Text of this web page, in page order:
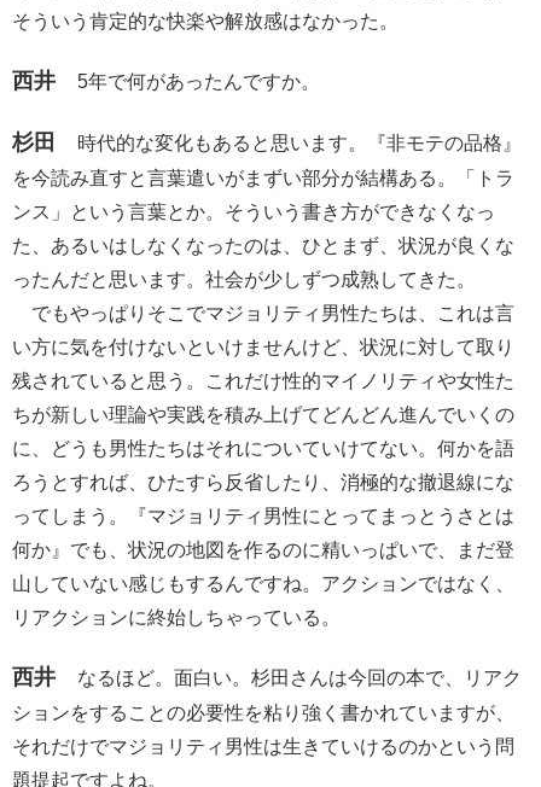
そういう肯定的な快楽や解放感はなかった。
西井 5年で何があったんですか。
杉田
時代的な変化もあると思います。『非モテの品格』
を今読み直すと言葉遣いがまずい部分が結構ある。「トラ
ンス」という言葉とか。そういう書き方ができなくなっ
た、あるいはしなくなったのは、ひとまず、状況が良くな
ったんだと思います。社会が少しずつ成熟してきた。
でもやっぱりそこでマジョリティ男性たちは、これは言
い方に気を付けないといけませんけど、状況に対して取り
残されていると思う。これだけ性的マイノリティや女性た
ちが新しい理論や実践を積み上げてどんどん進んでいくの
に、どうも男性たちはそれについていけてない。何かを語
ろうとすれば、ひたすら反省したり、消極的な撤退線にな
ってしまう。『マジョリティ男性にとってまっとうさとは
何か』でも、状況の地図を作るのに精いっぱいで、まだ登
山していない感じもするんですね。アクションではなく、
リアクションに終始しちゃっている。
西井
なるほど。面白い。杉田さんは今回の本で、リアク
ションをすることの必要性を粘り強く書かれていますが、
それだけでマジョリティ男性は生きていけるのかという問
題提起ですよね。